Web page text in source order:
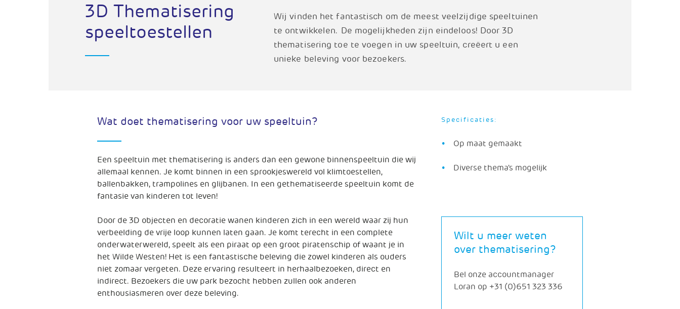
3D Thematisering
speeltoestellen
Wij vinden het fantastisch om de meest veelzijdige speeltuinen
te ontwikkelen. De mogelijkheden zijn eindeloos! Door 3D
thematisering toe te voegen in uw speeltuin, creëert u een
unieke beleving voor bezoekers.
Wat doet thematisering voor uw speeltuin?
Een speeltuin met thematisering is anders dan een gewone binnenspeeltuin die wij
allemaal kennen. Je komt binnen in een sprookjeswereld vol klimtoestellen,
ballenbakken, trampolines en glijbanen. In een gethematiseerde speeltuin komt de
fantasie van kinderen tot leven!
Door de 3D objecten en decoratie wanen kinderen zich in een wereld waar zij hun
verbeelding de vrije loop kunnen laten gaan. Je komt terecht in een complete
onderwaterwereld, speelt als een piraat op een groot piratenschip of waant je in
het Wilde Westen! Het is een fantastische beleving die zowel kinderen als ouders
niet zomaar vergeten. Deze ervaring resulteert in herhaalbezoeken, direct en
indirect. Bezoekers die uw park bezocht hebben zullen ook anderen
enthousiasmeren over deze beleving.
Specificaties:
Op maat gemaakt
Diverse thema's mogelijk
Wilt u meer weten
over thematisering?
Bel onze accountmanager
Loran op +31 (0)651 323 336